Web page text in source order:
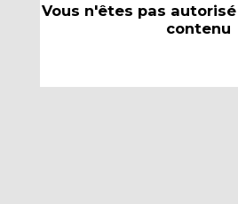
Vous n'êtes pas
contenu